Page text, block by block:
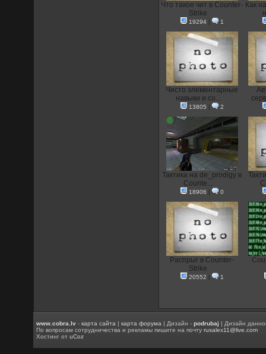
Что такое чит в Counter-
Strike
19294| 1
Как
Чисто элементарные
навыки и со...
13805 | 2
Тактика на de_prodigy в
Counte...
18906 | 0
Распрыг в Counter-
Strike
20552 | 1
www.cobra.lv -карта сайта |карта форума | Дизайн -podrubaj | Дизайн
По вопросам сотрудничества и рекламы пишите на почтуrusalex11@live.com
Хостинг отuCoz